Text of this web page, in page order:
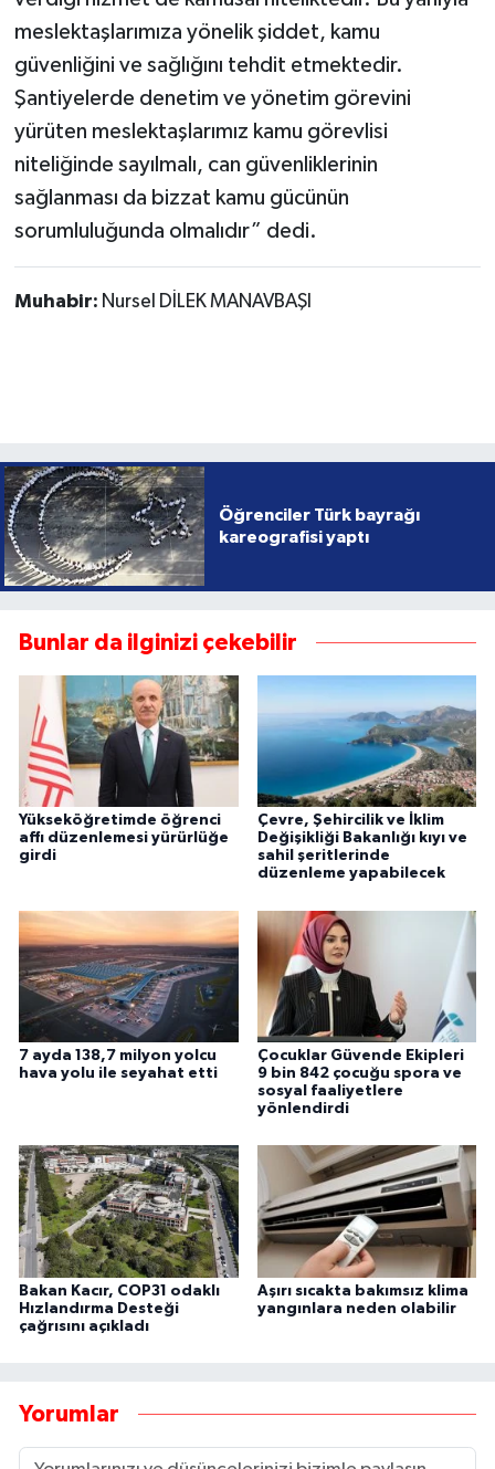
meslektaşlarımıza yönelik şiddet, kamu
güvenliğini ve sağlığını tehdit etmektedir.
Şantiyelerde denetim ve yönetim görevini
yürüten meslektaşlarımız kamu görevlisi
niteliğinde sayılmalı, can güvenliklerinin
sağlanması da bizzat kamu gücünün
sorumluluğunda olmalıdır” dedi.
Muhabir: Nursel DİLEK MANAVBAŞI
Öğrenciler Türk bayrağı
kareografisi yaptı
Bunlar da ilginizi çekebilir
Yükseköğretimde öğrenci
affı düzenlemesi yürürlüğe
girdi
Çevre, Şehircilik ve İklim
Değişikliği Bakanlığı kıyı ve
sahil şeritlerinde
düzenleme yapabilecek
7 ayda 138,7 milyon yolcu
hava yolu ile seyahat etti
Çocuklar Güvende Ekipleri
9 bin 842 çocuğu spora ve
sosyal faaliyetlere
yönlendirdi
Bakan Kacır, COP31 odaklı
Hızlandırma Desteği
çağrısını açıkladı
Aşırı sıcakta bakımsız klima
yangınlara neden olabilir
Yorumlar